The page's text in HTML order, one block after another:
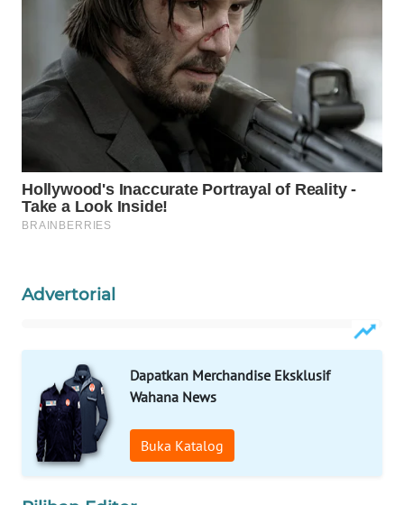
Advertorial
Dapatkan Merchandise Eksklusif
Wahana News
Buka Katalog
NEWS
KRT
NEWS
JURNAL
MARITIM
NEWS
FISUELRI
ID
ENERGI